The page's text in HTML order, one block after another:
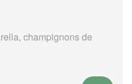
champignons de